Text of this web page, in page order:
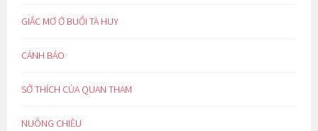
GIẤC MƠ Ở BUỔI TÀ HUY
CẢNH BÁO
SỞ THÍCH CỦA QUAN THAM
NUÔNG CHIỀU